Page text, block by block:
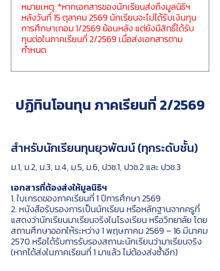
หมายเหตุ: *หากเอกสารของนักเรียนส่งถึงมูลนิธิฯ
หลังวันที่ 15 ตุลาคม 2569 นักเรียนจะไม่ได้รับเงินทุน
การศึกษาเทอม 1/2569 ย้อนหลัง แต่ยังมีสิทธิ์ได้รับ
ทุนต่อในภาคเรียนที่ 2/2569 เมื่อส่งเอกสารตาม
กำหนด
ปฏิทินโอนทุน ภาคเรียนที่ 2/2569
สำหรับนักเรียนทุนยุวพัฒน์ (ทุกระดับชั้น)
ม.1, ม.2, ม.3, ม.4, ม.5, ม.6, ปวช.1, ปวช.2 และ ปวช.3
เอกสารที่ต้องส่งให้มูลนิธิฯ
1. ใบเกรดของภาคเรียนที่ 1 ปีการศึกษา 2569
2. หนังสือรับรองการเป็นนักเรียน หรือหลักฐานจากครูที่
แสดงว่านักเรียนมาเรียนจริงในโรงเรียน หรือวิทยาลัย โดย
สถานศึกษาออกให้ระหว่าง 1 พฤษภาคม 2569 – 16 มีนาคม
2570 หรือได้รับการรับรองสถานะนักเรียนว่ามาเรียนจริง
(หากได้ส่งในภาคเรียนที่ 1 มาแล้ว ไม่ต้องส่งซ้ำอีก)